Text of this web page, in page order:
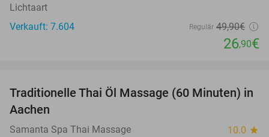
Lichtaart
Verkauft: 7.604
Regulär 49,90€
26,90€
36%
Traditionelle Thai Öl Massage (60 Minuten) in
Aachen
Samanta Spa Thai Massage 10.0 star